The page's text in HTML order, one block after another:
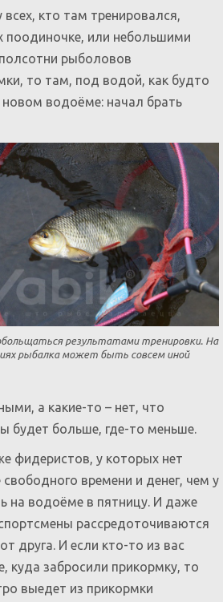
кто там тренировался,
поодиночке, или небольшими
рыболовов
то там, под водой, как будто
водоёме: начал брать
результатами тренировки. На
рыбалка может быть совсем иной
а какие-то – нет, что
будет больше, где-то меньше.
фидеристов, у которых нет
времени и денег, чем у
на водоёме в пятницу. И даже
рассредоточиваются
друга. И если кто-то из вас
куда забросили прикормку, то
выедет из прикормки